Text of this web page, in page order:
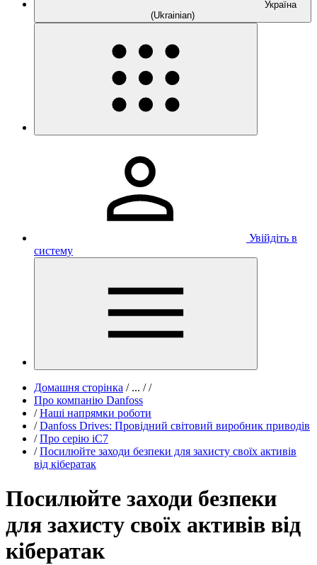
Україна
(Ukrainian)
Увійдіть в
систему
Домашня сторінка /... / /
Про компанію Danfoss
/ Наші напрямки роботи
/ Danfoss Drives: Провідний світовий виробник приводів
/ Про серію iC7
/ Посилюйте заходи безпеки для захисту своїх активів
від кібератак
Посилюйте заходи безпеки
для захисту своїх активів від
кібератак